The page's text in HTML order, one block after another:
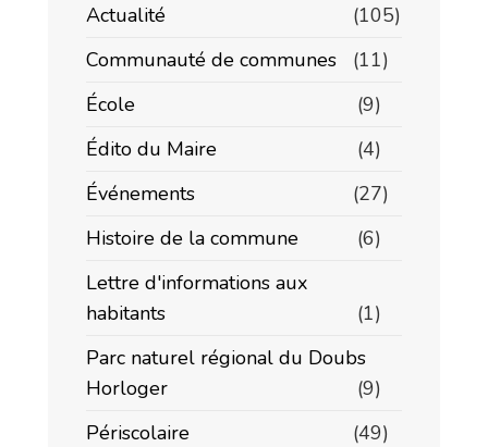
Actualité
(105)
Communauté de communes
(11)
École
(9)
Édito du Maire
(4)
Événements
(27)
Histoire de la commune
(6)
Lettre d'informations aux
habitants
(1)
Parc naturel régional du Doubs
Horloger
(9)
Périscolaire
(49)